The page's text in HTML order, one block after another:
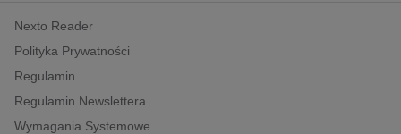
Nexto Reader
Polityka Prywatności
Regulamin
Regulamin Newslettera
Wymagania Systemowe